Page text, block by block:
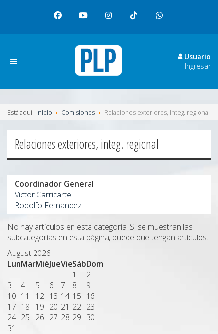
Usuario
Ingresar
Está aquí: Inicio Comisiones Relaciones exteriores, integ. regional
Relaciones exteriores, integ. regional
Coordinador General
Victor Carricarte
Rodolfo Fernandez
No hay artículos en esta categoría. Si se muestran las
subcategorías en esta página, puede que tengan artículos.
August 2026
LunMarMiéJueVieSábDom
1
2
3
4 5 6 7 8
9
10 11 12 13 14 15 16
17 18 19 20 21 22 23
24 25 26 27 28 29 30
31